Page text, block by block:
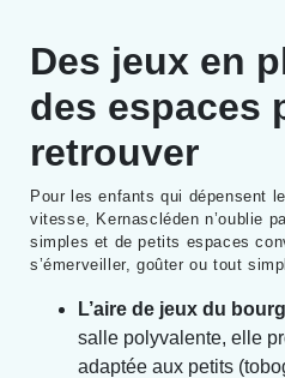
Des jeux en
des espaces
retrouver
Pour les enfants qui dépensent
vitesse, Kernascléden n’oublie
simples et de petits espaces
s’émerveiller, goûter ou tout
L’aire de jeux du
salle polyvalente, elle
adaptée aux petits